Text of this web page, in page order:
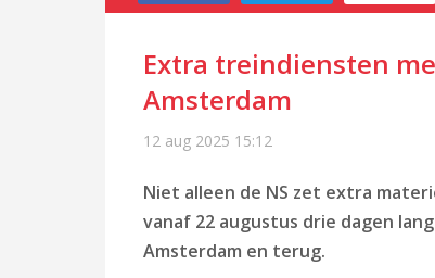
Extra treindiensten
Amsterdam
12 aug 2025 15:12
Niet alleen de NS zet extra
vanaf 22 augustus drie dagen
Amsterdam en terug.